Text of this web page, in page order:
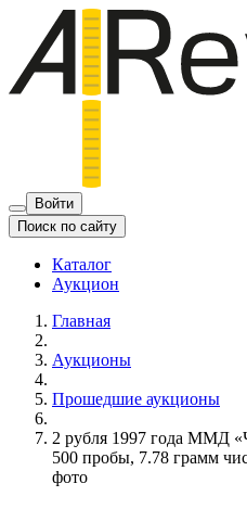
Войти
Поиск по сайту
Каталог
Аукцион
Главная
Аукционы
Прошедшие аукционы
2 рубля 1997 года ММД
500 пробы, 7.78 грамм
фото